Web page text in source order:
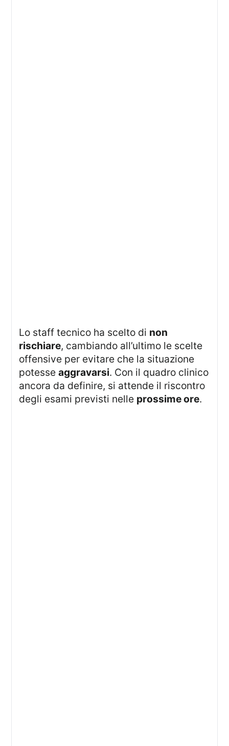
Lo staff tecnico ha scelto di non
rischiare, cambiando all’ultimo le scelte
offensive per evitare che la situazione
potesseaggravarsi. Con il quadro clinico
ancora da definire, si attende il riscontro
degli esami previsti nelle prossime ore.